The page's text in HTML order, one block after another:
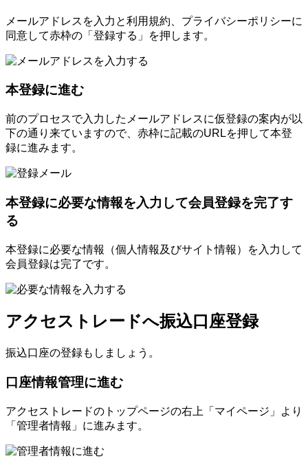
メールアドレスを入力と利用規約、プライバシーポリシーに
同意して赤枠の「登録する」を押します。
本登録に進む
前のプロセスで入力したメールアドレスに仮登録の案内が以
下の通り来ていますので、赤枠に記載のURLを押して本登
録に進みます。
本登録に必要な情報を入力して会員登録を完了す
る
本登録に必要な情報（個人情報及びサイト情報）を入力して
会員登録は完了です。
アクセストレードへ振込口座登録
振込口座の登録もしましょう。
口座情報管理に進む
アクセストレードのトップページの右上「マイページ」より
「管理者情報」に進みます。